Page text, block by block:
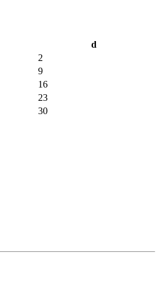
d
2
9
16
23
30